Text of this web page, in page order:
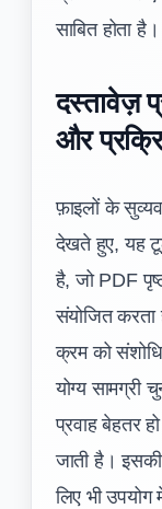
साबित होता है।
दस्तावेज़
और
फ़ाइलों के
देखते हुए, यह
है, जो PDF
संयोजित
क्रम को
योग्य सामग्री
प्रवाह बेहतर
जाती है।
लिए भी